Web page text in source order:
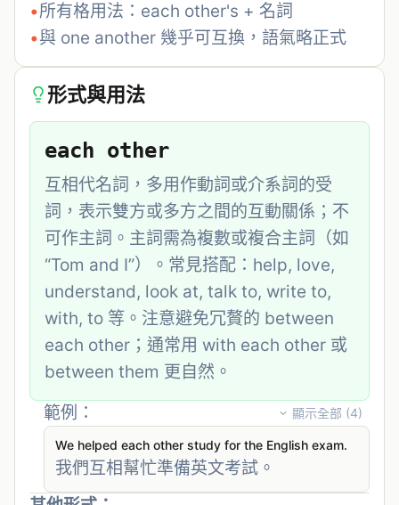
•所有格用法：each other's + 名詞
•與 one another 幾乎可互換，語氣略正式
形式與用法
each other
互相代名詞，多用作動詞或介系詞的受
詞，表示雙方或多方之間的互動關係；不
可作主詞。主詞需為複數或複合主詞（如
“Tom and I”）。常見搭配：help, love,
understand, look at, talk to, write to,
with, to 等。注意避免冗贅的 between
each other；通常用 with each other 或
between them 更自然。
範例：
顯示全部 (4)
We helped each other study for the English exam.
我們互相幫忙準備英文考試。